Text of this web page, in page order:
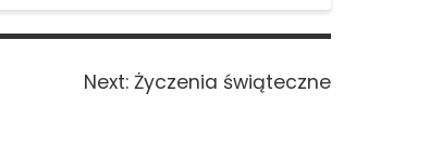
Next: Next
Życzenia świąteczne